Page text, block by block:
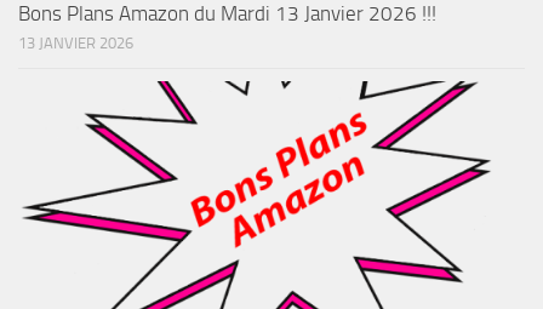
Bons Plans Amazon du Mardi 13 Janvier 2026 !!!
13 JANVIER 2026